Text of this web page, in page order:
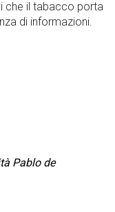
che il tabacco porta
di informazioni.
Pablo de